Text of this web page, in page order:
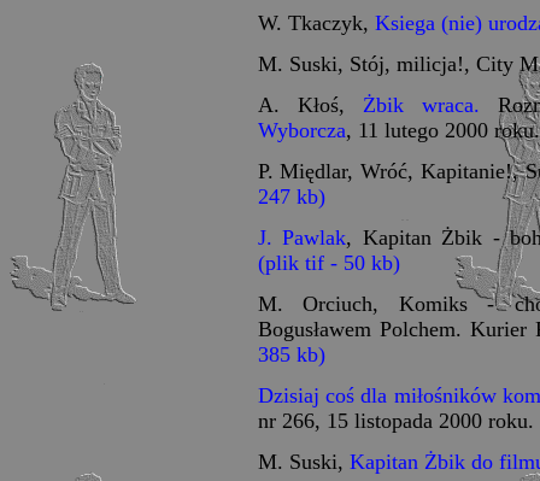
W. Tkaczyk, Ksiega (nie)
M. Suski, Stój, milicja!, City
A. Kłoś, Żbik wraca.
Wyborcza, 11 lutego 2000 roku.
P. Międlar, Wróć, Kapitanie!,
247 kb)
J. Pawlak, Kapitan Żbik -
(plik tif - 50 kb)
M. Orciuch, Komiks -
Bogusławem Polchem.
385 kb)
Dzisiaj coś dla miłośników
nr 266, 15 listopada 2000 roku.
M. Suski, Kapitan Żbik do